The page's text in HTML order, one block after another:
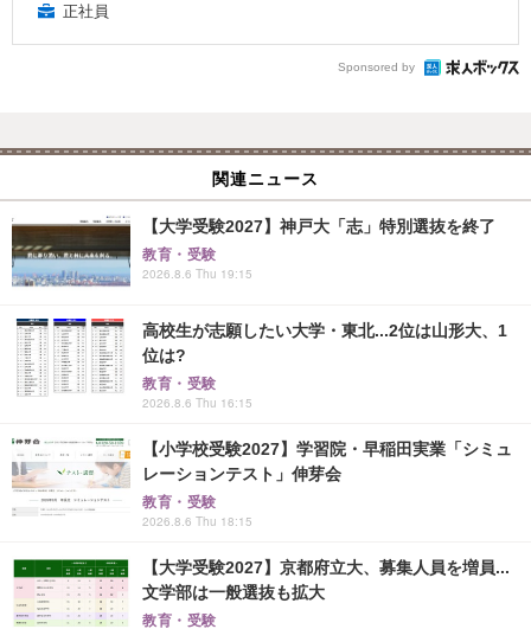
正社員
Sponsored by
関連ニュース
【大学受験2027】神戸大「志」特別選抜を終了
教育・受験
2026.8.6 Thu 19:15
高校生が志願したい大学・東北...2位は山形大、1
位は?
教育・受験
2026.8.6 Thu 16:15
【小学校受験2027】学習院・早稲田実業「シミュ
レーションテスト」伸芽会
教育・受験
2026.8.6 Thu 18:15
【大学受験2027】京都府立大、募集人員を増員...
文学部は一般選抜も拡大
教育・受験